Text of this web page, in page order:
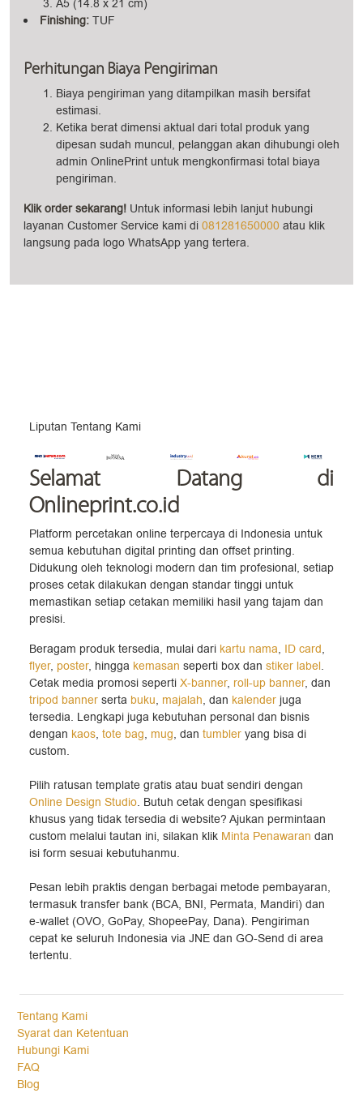
A5 (14.8 x 21 cm)
Finishing: TUF
Perhitungan Biaya Pengiriman
Biaya pengiriman yang ditampilkan masih bersifat
estimasi.
Ketika berat dimensi aktual dari total produk yang
dipesan sudah muncul, pelanggan akan dihubungi oleh
admin OnlinePrint untuk mengkonfirmasi total biaya
pengiriman.
Klik order sekarang! Untuk informasi lebih lanjut hubungi
layanan Customer Service kami di 081281650000 atau klik
langsung pada logo WhatsApp yang tertera.
Liputan Tentang Kami
Selamat Datang di
Onlineprint.co.id
Platform percetakan online terpercaya di Indonesia untuk
semua kebutuhan digital printing dan offset printing.
Didukung oleh teknologi modern dan tim profesional, setiap
proses cetak dilakukan dengan standar tinggi untuk
memastikan setiap cetakan memiliki hasil yang tajam dan
presisi.
Beragam produk tersedia, mulai dari kartu nama, ID card,
flyer, poster, hingga kemasan seperti box dan stiker label.
Cetak media promosi seperti X-banner, roll-up banner, dan
tripod banner serta buku, majalah, dan kalender juga
tersedia. Lengkapi juga kebutuhan personal dan bisnis
dengan kaos, tote bag, mug, dan tumbler yang bisa di
custom.
Pilih ratusan template gratis atau buat sendiri dengan
Online Design Studio. Butuh cetak dengan spesifikasi
khusus yang tidak tersedia di website? Ajukan permintaan
custom melalui tautan ini, silakan klik Minta Penawaran dan
isi form sesuai kebutuhanmu.
Pesan lebih praktis dengan berbagai metode pembayaran,
termasuk transfer bank (BCA, BNI, Permata, Mandiri) dan
e-wallet (OVO, GoPay, ShopeePay, Dana). Pengiriman
cepat ke seluruh Indonesia via JNE dan GO-Send di area
tertentu.
Tentang Kami
Syarat dan Ketentuan
Hubungi Kami
FAQ
Blog